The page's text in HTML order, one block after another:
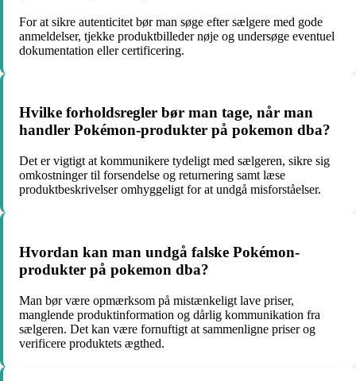
For at sikre autenticitet bør man søge efter sælgere med gode
anmeldelser, tjekke produktbilleder nøje og undersøge eventuel
dokumentation eller certificering.
Hvilke forholdsregler bør man tage, når man
handler Pokémon-produkter på pokemon dba?
Det er vigtigt at kommunikere tydeligt med sælgeren, sikre sig
omkostninger til forsendelse og returnering samt læse
produktbeskrivelser omhyggeligt for at undgå misforståelser.
Hvordan kan man undgå falske Pokémon-
produkter på pokemon dba?
Man bør være opmærksom på mistænkeligt lave priser,
manglende produktinformation og dårlig kommunikation fra
sælgeren. Det kan være fornuftigt at sammenligne priser og
verificere produktets ægthed.